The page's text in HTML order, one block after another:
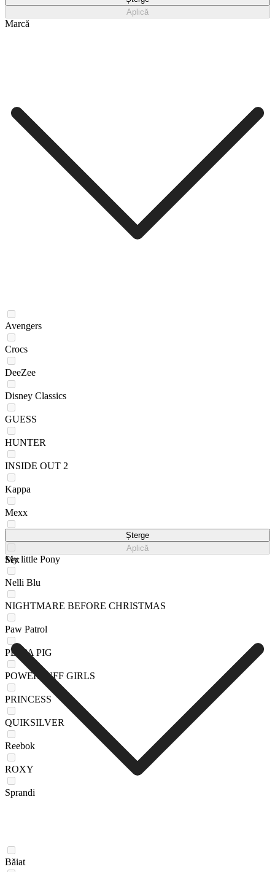
Aplică
Marcă
Avengers
Crocs
DeeZee
Disney Classics
GUESS
HUNTER
INSIDE OUT 2
Kappa
Mexx
My little Pony
Nelli Blu
NIGHTMARE BEFORE CHRISTMAS
Paw Patrol
PEPPA PIG
POWERPUFF GIRLS
PRINCESS
QUIKSILVER
Reebok
ROXY
Sprandi
Șterge
Aplică
Sex
Băiat